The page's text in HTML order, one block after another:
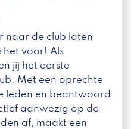
naar de club laten
het voor! Als
jij het eerste
Met een oprechte
leden en beantwoord
aanwezig op de
af, maakt een